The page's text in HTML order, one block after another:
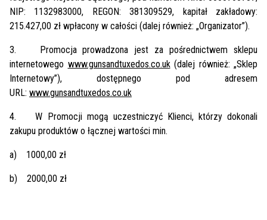
NIP: 1132983000, REGON: 381309529, kapitał zakładowy:
215.427,00 zł wpłacony w całości (dalej również: „Organizator”).
3. Promocja prowadzona jest za pośrednictwem sklepu
internetowego www.gunsandtuxedos.co.uk(dalej również: „Sklep
Internetowy”), dostępnego pod adresem
URL: www.gunsandtuxedos.co.uk
4.W Promocji mogą uczestniczyć Klienci, którzy dokonali
zakupu produktów o łącznej wartości min.
a) 1000,00 zł
b) 2000,00 zł